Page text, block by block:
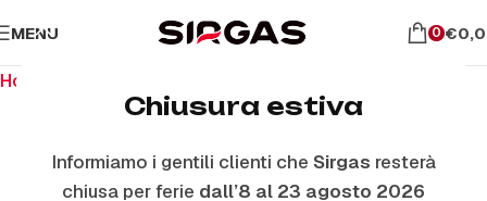
Chiusura estiva
Informiamo i gentili clienti che Sirgas resterà
chiusa per ferie dall’8 al 23 agosto 2026
MENU 0 €
Home